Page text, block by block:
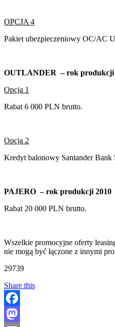
OPCJA 4
Pakiet ubezpieczeniowy OC/AC
OUTLANDER – rok produkcji
Opcja 1
Rabat 6 000 PLN brutto.
Opcja 2
Kredyt balonowy Santander Bank
PAJERO – rok produkcji 2010
Rabat 20 000 PLN brutto.
Wszelkie promocyjne oferty
nie mogą być łączone z innymi
29739
Share this
Facebook